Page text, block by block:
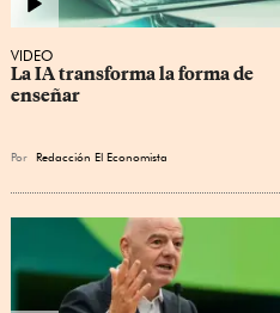
VIDEO
La IA transforma la forma de
enseñar
Por Redacción El Economista